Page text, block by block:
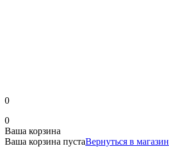
0
0
Ваша корзина
Ваша корзина пустаВернуться в магазин